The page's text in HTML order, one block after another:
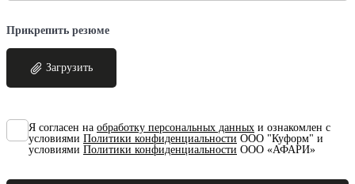
Прикрепить резюме
Загрузить
Я согласен на обработку персональных данных и ознакомлен с
условиями Политики конфиденциальности ООО "Куформ" и
условиями Политики конфиденциальности ООО «АФАРИ»